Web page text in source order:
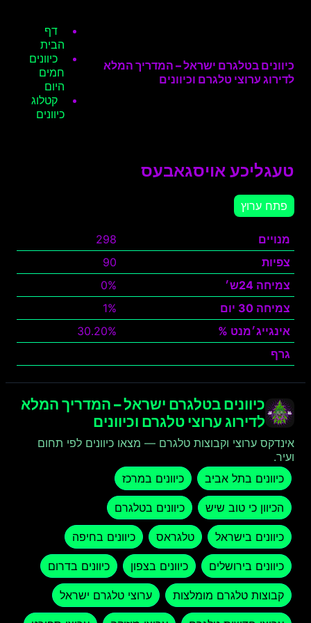
כיוונים בטלגרם ישראל – המדריך המלא
לדירוג ערוצי טלגרם וכיוונים
דף
הבית
כיוונים
חמים
היום
קטלוג
כיוונים
טעגליכע אויסגאבעס
פתח ערוץ
מנויים
298
צפיות
90
צמיחה 24ש׳
0%
צמיחה 30 יום
1%
אינגייג׳מנט %
30.20%
גרף
כיוונים בטלגרם ישראל – המדריך המלא
לדירוג ערוצי טלגרם וכיוונים
אינדקס ערוצי וקבוצות טלגרם — מצאו כיוונים לפי תחום
ועיר.
כיוונים בתל אביב
כיוונים במרכז
הכיוון כי טוב שיש כיוונים בטלגרם
כיוונים בישראל טלגראס כיוונים בחיפה
כיוונים בירושלים כיוונים בצפון כיוונים בדרום
קבוצות טלגרם מומלצות ערוצי טלגרם ישראל